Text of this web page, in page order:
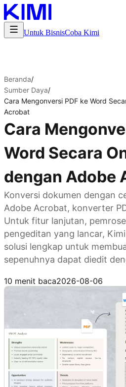
Untuk BisnisCoba Kimi
Beranda/
Sumber Daya/
Cara Mengonversi PDF ke Word
Acrobat
Cara
Word Secara
dengan Adobe
Konversi dokumen dengan
Adobe Acrobat, konverter
Untuk fitur lanjutan,
pengeditan yang lancar,
solusi lengkap untuk
sepenuhnya dapat diedit
10 menit baca2026-08-06